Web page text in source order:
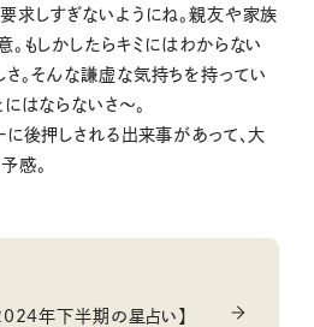
求しすぎないようにね。親友や家族
。もしかしたらキミにはわからない
。そんな謙虚な気持ちを持ってい
にはならないさ〜。
に後押しされる出来事があって、大
感。
年下半期の星占い】